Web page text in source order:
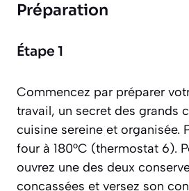
Préparation
Étape 1
Commencez par préparer
travail, un secret des grands
cuisine sereine et organisée.
four à 180°C (thermostat 6).
ouvrez une des deux
concassées et versez son